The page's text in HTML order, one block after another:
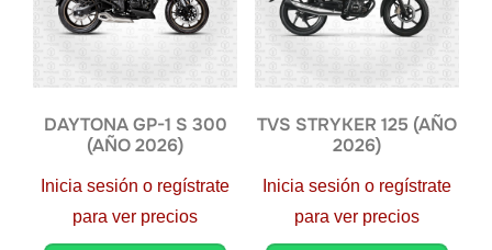
DAYTONA GP-1 S 300
(AÑO 2026)
Inicia sesión o regístrate
para ver precios
TVS STRYKER 125 (AÑO
2026)
Inicia sesión o regístrate
para ver precios